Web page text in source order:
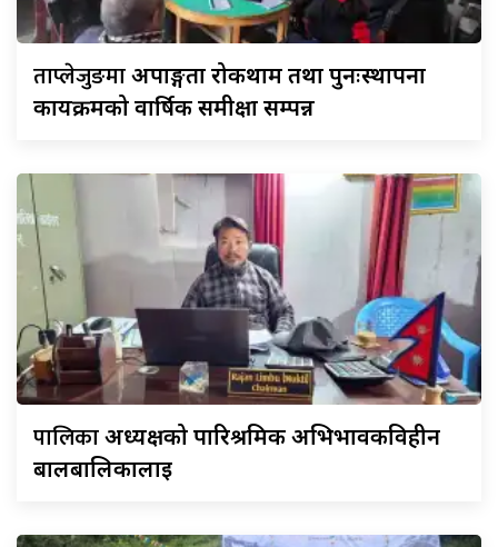
ताप्लेजुङमाअपाङ्गता रोकथाम तथा पुनःस्थापना
कार्यक्रमको वार्षिक समीक्षा सम्पन्न
पालिकाअध्यक्षको पारिश्रमिक अभिभावकविहीन
बालबालिकालाई